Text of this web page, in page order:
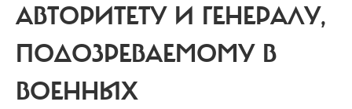
АВТОРИТЕТУ И ГЕНЕРАЛУ,
ПОДОЗРЕВАЕМОМУ В
ВОЕННЫХ